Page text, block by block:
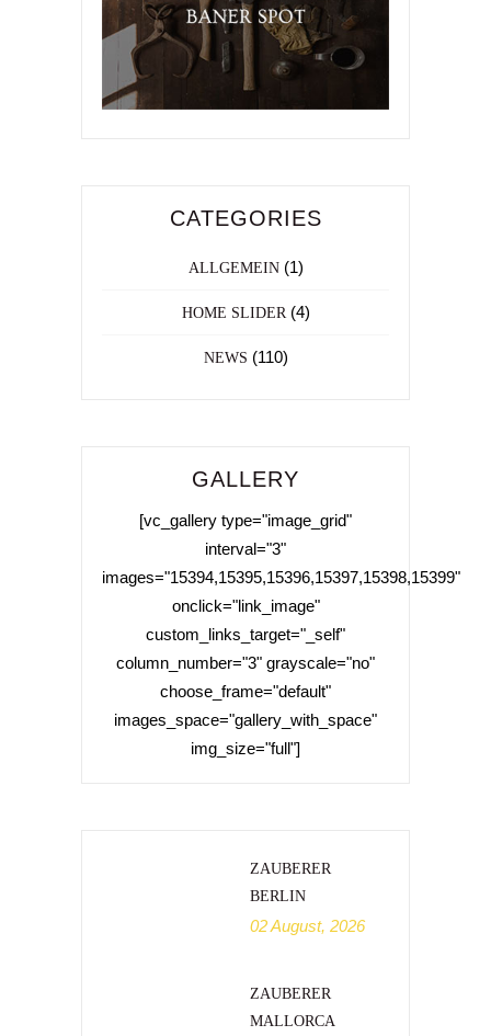
CATEGORIES
ALLGEMEIN(1)
HOME SLIDER (4)
NEWS (110)
GALLERY
[vc_gallery type="image_grid"
interval="3"
images="15394,15395,15396,15397,15398,15399"
onclick="link_image"
custom_links_target="_self"
column_number="3" grayscale="no"
choose_frame="default"
images_space="gallery_with_space"
img_size="full"]
ZAUBERER
BERLIN
02 August, 2026
ZAUBERER
MALLORCA